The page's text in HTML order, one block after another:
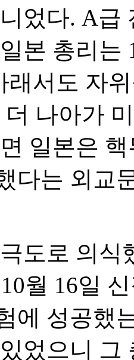
었다. A급
본 총리는
래서도 자
더 나아가
일본은
다는 외교
도로 의식
월 16일
에 성공했
었으니 그